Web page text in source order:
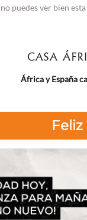
no puedes ver bien
África y España
Feliz